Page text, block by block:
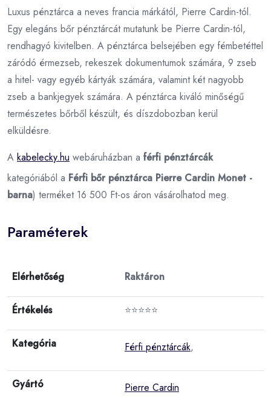
Luxus pénztárca a neves francia márkától, Pierre Cardin-tól.
Egy elegáns bőr pénztárcát mutatunk be Pierre Cardin-tól,
rendhagyó kivitelben. A pénztárca belsejében egy fémbetéttel
záródó érmezseb, rekeszek dokumentumok számára, 9 zseb
a hitel- vagy egyéb kártyák számára, valamint két nagyobb
zseb a bankjegyek számára. A pénztárca kiváló minőségű
természetes bőrből készült, és díszdobozban kerül
elküldésre.
A kabelecky.hu webáruházban a férfi pénztárcák
kategóriából a Férfi bőr pénztárca Pierre Cardin Monet -
barna) terméket 16 500 Ft-os áron vásárolhatod meg.
Paraméterek
Elérhetőség Raktáron
Értékelés ⭐⭐⭐⭐⭐
Kategória Férfi pénztárcák,
Gyártó Pierre Cardin